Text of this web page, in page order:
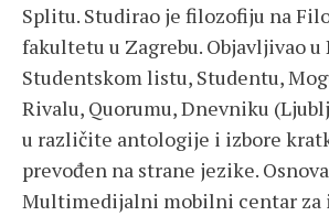
Splitu. Studirao je filozofiju na
fakultetu u Zagrebu. Objavljivao u
Studentskom listu, Studentu,
Rivalu, Quorumu, Dnevniku
u različite antologije i izbore
prevođen na strane jezike.
Multimedijalni mobilni centar za